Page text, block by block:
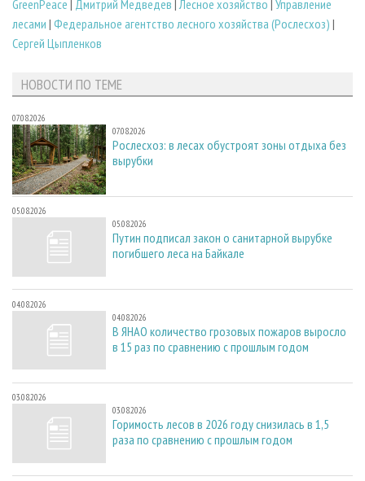
GreenPeace | Дмитрий Медведев |Лесное хозяйство | Управление
лесами | Федеральное агентство лесного хозяйства (Рослесхоз) |
Сергей Цыпленков
НОВОСТИ ПО ТЕМЕ
07.08.2026
07.08.2026
Рослесхоз: в лесах обустроят зоны отдыха без
вырубки
05.08.2026
05.08.2026
Путин подписал закон о санитарной вырубке
погибшего леса на Байкале
04.08.2026
04.08.2026
В ЯНАО количество грозовых пожаров выросло
в 15 раз по сравнению с прошлым годом
03.08.2026
03.08.2026
Горимость лесов в 2026 году снизилась в 1,5
раза по сравнению с прошлым годом